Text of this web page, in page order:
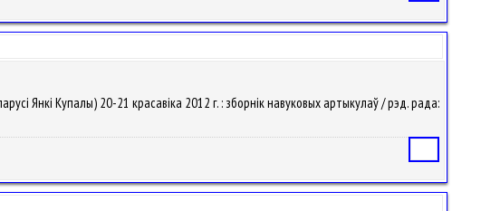
Янкі Купалы) 20-21 красавіка 2012 г. : зборнік навуковых артыкулаў / рэд. рада: